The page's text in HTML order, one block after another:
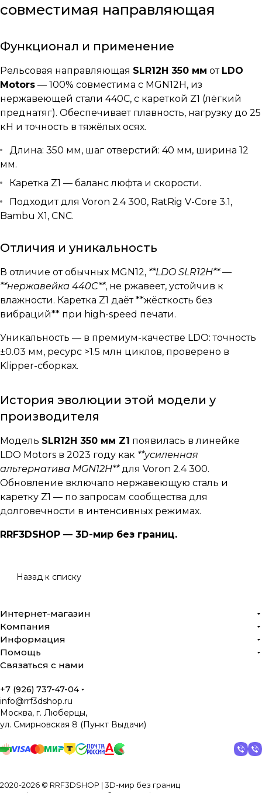
совместимая направляющая
Функционал и применение
Рельсовая направляющая SLR12H 350 мм от LDO
Motors — 100% совместима с MGN12H, из
нержавеющей стали 440C, с кареткой Z1 (лёгкий
преднатяг). Обеспечивает плавность, нагрузку до 25
кН и точность в тяжёлых осях.
Длина: 350 мм, шаг отверстий: 40 мм, ширина 12
мм.
Каретка Z1 — баланс люфта и скорости.
Подходит для Voron 2.4 300, RatRig V-Core 3.1,
Bambu X1, CNC.
Отличия и уникальность
В отличие от обычных MGN12, **LDO SLR12H**—
**нержавейка 440C**, не ржавеет, устойчив к
влажности. Каретка Z1 даёт **жёсткость без
вибраций** при high-speed печати.
Уникальность — в премиум-качестве LDO: точность
±0.03 мм, ресурс >1.5 млн циклов, проверено в
Klipper-сборках.
История эволюции этой модели у
производителя
Модель SLR12H 350 мм Z1 появилась в линейке
LDO Motors в 2023 году как **усиленная
альтернатива MGN12H**для Voron 2.4 300.
Обновление включало нержавеющую сталь и
каретку Z1 — по запросам сообщества для
долговечности в интенсивных режимах.
RRF3DSHOP — 3D-мир без границ.
Назад к списку
Интернет-магазин
Компания
Информация
Помощь
Связаться с нами
+7 (926) 737-47-04
info@rrf3dshop.ru
Москва, г. Люберцы,
ул. Смирновская 8 (Пункт Выдачи)
2020-2026 © RRF3DSHOP | 3D-мир без границ